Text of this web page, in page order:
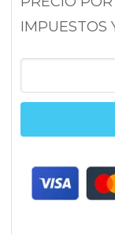
IMPUESTOS
BLQ
5X112
66.6
NEGRO